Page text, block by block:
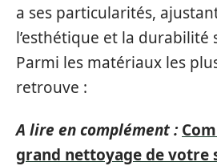
a ses particularités,
l’esthétique et la durabilité
Parmi les matériaux les
retrouve :
A lire en complément :
grand nettoyage de votre